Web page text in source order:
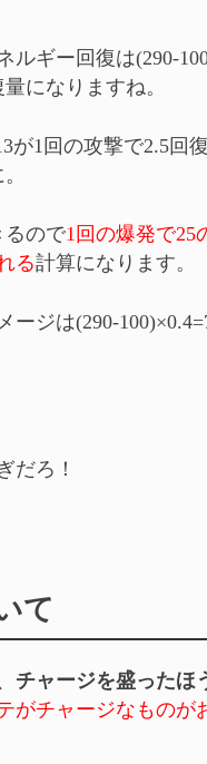
ルギー回復は(290-
になりますね。
が1回の攻撃で2.5回
るので1回の爆発で25
る計算になります。
ージは(290-
だろ！
て
チャージを盛ったほ
がチャージなものが